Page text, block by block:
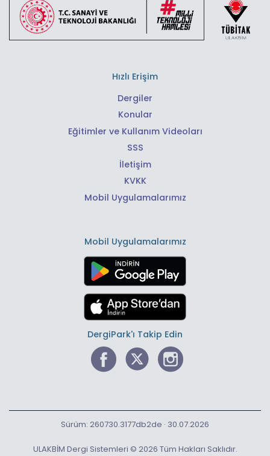
Hızlı Erişim
Dergiler
Konular
Eğitimler ve Kullanım Videoları
SSS
İletişim
KVKK
Mobil Uygulamalarımız
Mobil Uygulamalarımız
DergiPark'ı Takip Edin
ULAKBİM Dergi Sistemleri © 2026 Tüm Hakları Saklıdır.
Sürüm: 260730.3177db2de · 30.07.2026